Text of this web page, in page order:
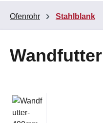
Ofenrohr Stahlblank
Bildergalerie überspringen